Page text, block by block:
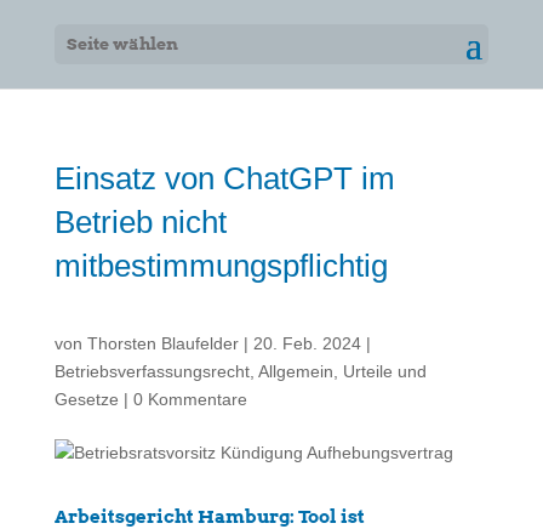
Seite wählen
Einsatz von ChatGPT im
Betrieb nicht
mitbestimmungspflichtig
von Thorsten Blaufelder| 20. Feb. 2024|
Betriebsverfassungsrecht, Allgemein
Urteile und
Gesetze | 0 Kommentare
Arbeitsgericht Hamburg: Tool ist